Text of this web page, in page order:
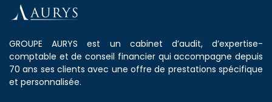
GROUPE AURYS est un cabinet d’audit, d’expertise-
comptable et de conseil financier qui accompagne depuis
70 ans ses clients avec une offre de prestations spécifique
et personnalisée.